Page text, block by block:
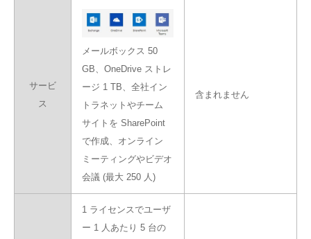
サービ
ス
メールボックス 50
GB、OneDrive ストレ
ージ 1 TB、全社イン
トラネットやチーム
サイトを SharePoint
で作成、オンライン
ミーティングやビデオ
会議 (最大 250 人)
含まれません
1 ライセンスでユーザ
ー 1 人あたり 5 台の